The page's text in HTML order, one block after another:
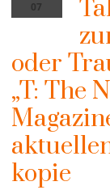
07
oder
„T: The
kopie